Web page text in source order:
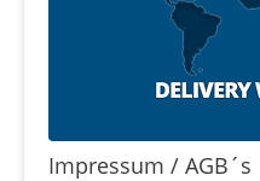
Impressum / AGB´s